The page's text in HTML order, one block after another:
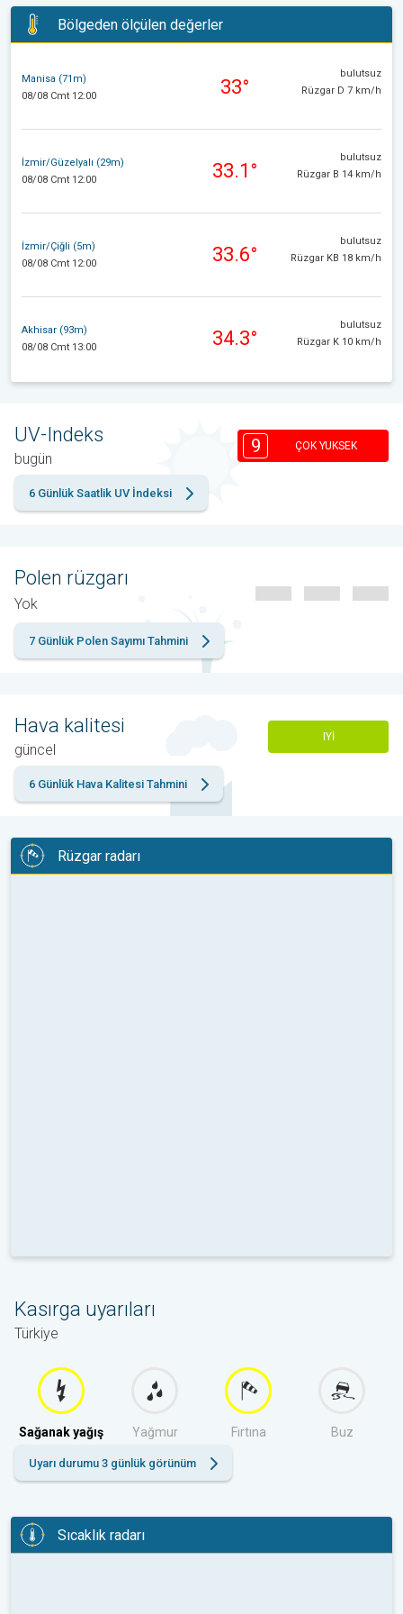
Bölgeden ölçülen değerler
Manisa (71m)
08/08 Cmt 12:00
33°
bulutsuz
Rüzgar D 7 km/h
İzmir/Güzelyalı (29m)
08/08 Cmt 12:00
33.1°
bulutsuz
Rüzgar B 14 km/h
İzmir/Çiğli (5m)
08/08 Cmt 12:00
33.6°
bulutsuz
Rüzgar KB 18 km/h
Akhisar (93m)
08/08 Cmt 13:00
34.3°
bulutsuz
Rüzgar K 10 km/h
UV-Indeks
bugün
9 ÇOK YUKSEK
6 Günlük Saatlik UV İndeksi
Polen rüzgarı
Yok
7 Günlük Polen Sayımı Tahmini
Hava kalitesi
güncel
IYI
6 Günlük Hava Kalitesi Tahmini
Rüzgar radarı
Kasırga uyarıları
Türkiye
Sağanak yağış Yağmur Fırtına Buz
Uyarı durumu 3 günlük görünüm
Sıcaklık radarı